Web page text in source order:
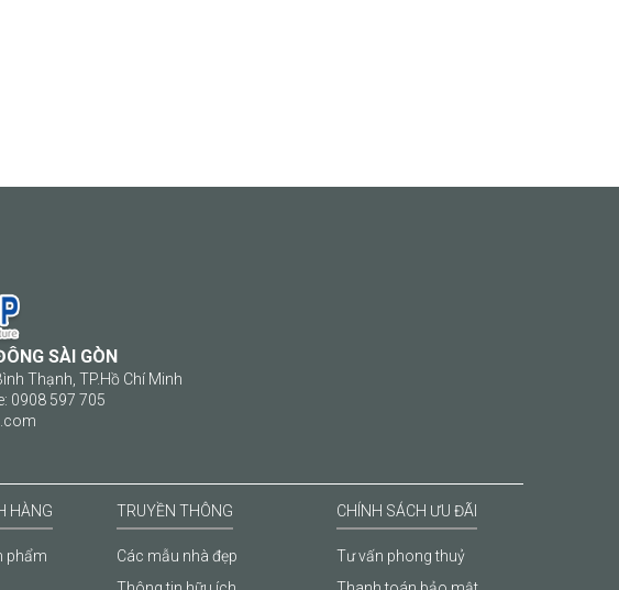
SÀI GÒN
Thạnh, TP.Hồ Chí Minh
0908 597 705
HÀNG
phẩm
TRUYỀN THÔNG
Các mẫu nhà đẹp
CHÍNH SÁCH ƯU ĐÃI
Tư vấn phong thuỷ